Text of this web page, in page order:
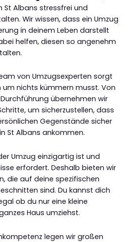
St Albans stressfrei und
Wir wissen, dass ein Umzug
in deinem Leben darstellt
helfen, diesen so angenehm
von Umzugsexperten sorgt
nichts kümmern musst. Von
übernehmen wir
um sicherzustellen, dass
Gegenstände sicher
St Albans ankommen.
Umzug einzigartig ist und
erfordert. Deshalb bieten wir
die auf deine spezifischen
sind. Du kannst dich
ob du nur eine kleine
Haus umziehst.
legen wir großen